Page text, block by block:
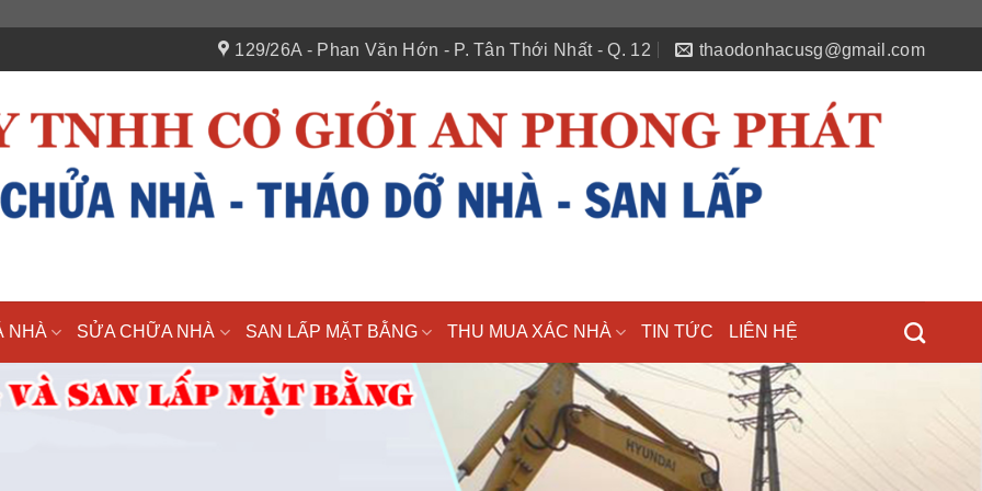
129/26A - Phan Văn Hớn - P. Tân Thới Nhất - Q. 12 thaodonhacusg@gmail.com
NHÀ SỬA CHỮA NHÀ SAN LẤP MẶT BẰNG THU MUA XÁC NHÀ TIN TỨC LIÊN HỆ